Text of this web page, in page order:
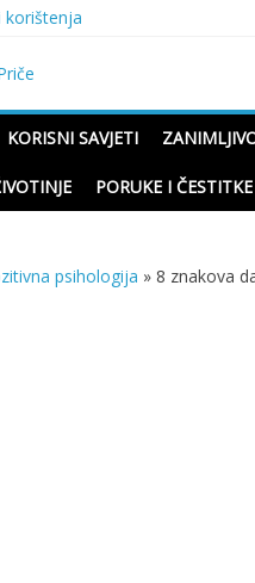
korištenja
Priče
KORISNI SAVJETI
PORUKE I ČESTITKE
psihologija »8 znakova